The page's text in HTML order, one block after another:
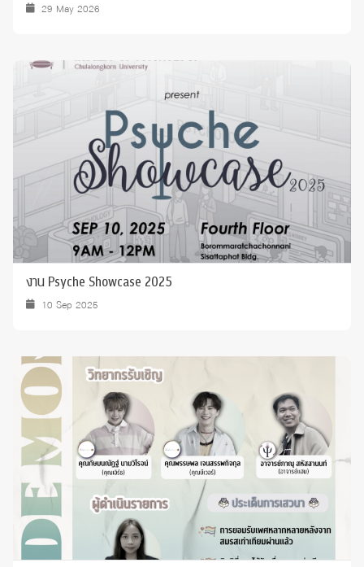
29 May 2026
งาน Psyche Showcase 2025
10 Sep 2025